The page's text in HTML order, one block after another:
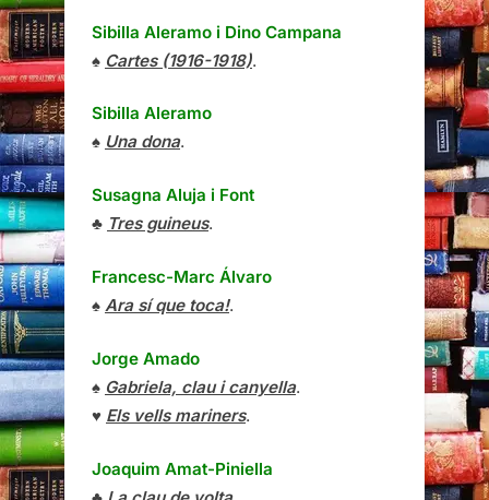
Sibilla Aleramo i Dino Campana
♠ Cartes (1916-1918).
Sibilla Aleramo
♠ Una dona.
Susagna Aluja i Font
♣ Tres guineus.
Francesc-Marc Álvaro
♠ Ara sí que toca!.
Jorge Amado
♠ Gabriela, clau i canyella.
♥ Els vells mariners.
Joaquim Amat-Piniella